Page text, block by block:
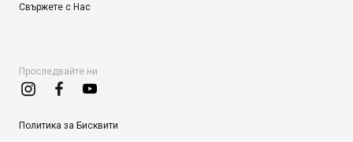
Свържете с Нас
Проследвайте ни
Политика за Бисквити